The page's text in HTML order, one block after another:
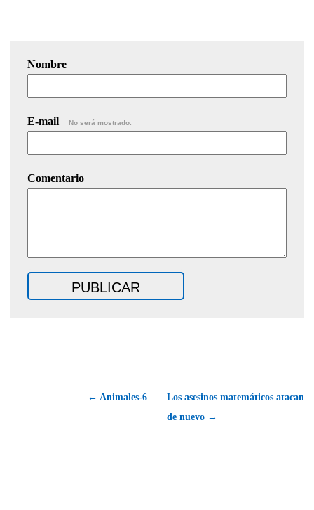
Nombre
E-mail No será mostrado.
Comentario
← Animales-6
Los asesinos matemáticos atacan
de nuevo →